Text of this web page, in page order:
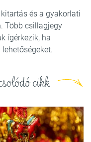
és a gyakorlati
Több csillagjegy
ígérkezik, ha
cikk